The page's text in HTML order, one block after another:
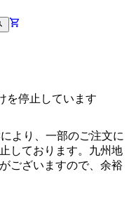
を停止しています
より、一部のご注文に
しております。九州地
ございますので、余裕